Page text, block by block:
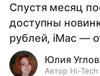
Спустя месяц
доступны
рублей, iMac —
Юлия
Автор Hi-Tech